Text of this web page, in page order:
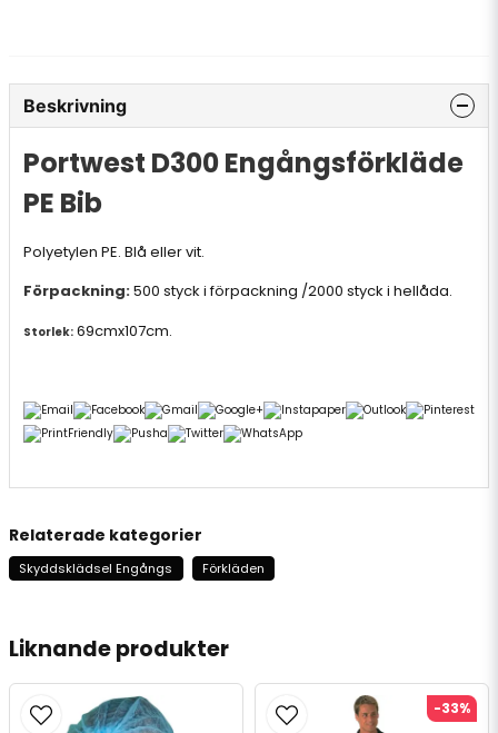
Liknande produkter
-33%
Beskrivning
Portwest D300 Engångsförkläde
PE Bib
Polyetylen PE. Blå eller vit.
Förpackning:500 styck i förpackning /2000 styck i hellåda.
Storlek: 69cmx107cm.
Relaterade kategorier
Skyddsklädsel Engångs Förkläden